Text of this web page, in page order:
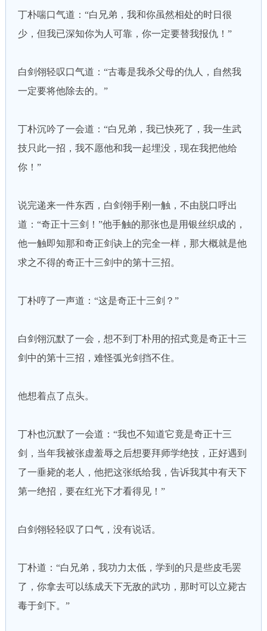
丁朴喘口气道：“白兄弟，我和你虽然相处的时日很
少，但我已深知你为人可靠，你一定要替我报仇！”
白剑翎轻叹口气道：“古毒是我杀父母的仇人，自然我
一定要将他除去的。”
丁朴沉吟了一会道：“白兄弟，我已快死了，我一生武
技只此一招，我不愿他和我一起埋没，现在我把他给
你！”
说完递来一件东西，白剑翎手刚一触，不由脱口呼出
道：“奇正十三剑！”他手触的那张也是用银丝织成的，
他一触即知那和奇正剑诀上的完全一样，那大概就是他
求之不得的奇正十三剑中的第十三招。
丁朴哼了一声道：“这是奇正十三剑？”
白剑翎沉默了一会，想不到丁朴用的招式竟是奇正十三
剑中的第十三招，难怪弧光剑挡不住。
他想着点了点头。
丁朴也沉默了一会道：“我也不知道它竟是奇正十三
剑，当年我被张虚羞辱之后想要拜师学绝技，正好遇到
了一垂毙的老人，他把这张纸给我，告诉我其中有天下
第一绝招，要在红光下才看得见！”
白剑翎轻轻叹了口气，没有说话。
丁朴道：“白兄弟，我功力太低，学到的只是些皮毛罢
了，你拿去可以练成天下无敌的武功，那时可以立毙古
毒于剑下。”